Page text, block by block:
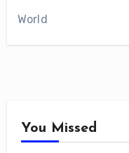
World
You Missed